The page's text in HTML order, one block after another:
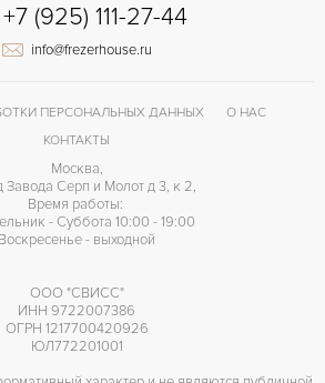
+7 (925) 111-27-44
info@frezerhouse.ru
ПЕРСОНАЛЬНЫХ ДАННЫХ
О НАС
КОНТАКТЫ
Москва,
Завода Серп и Молот д 3, к 2,
Время работы:
- Суббота 10:00 - 19:00
Воскресенье - выходной
ООО "СВИСС"
ИНН 9722007386
ОГРН 1217700420926
ЮЛ772201001